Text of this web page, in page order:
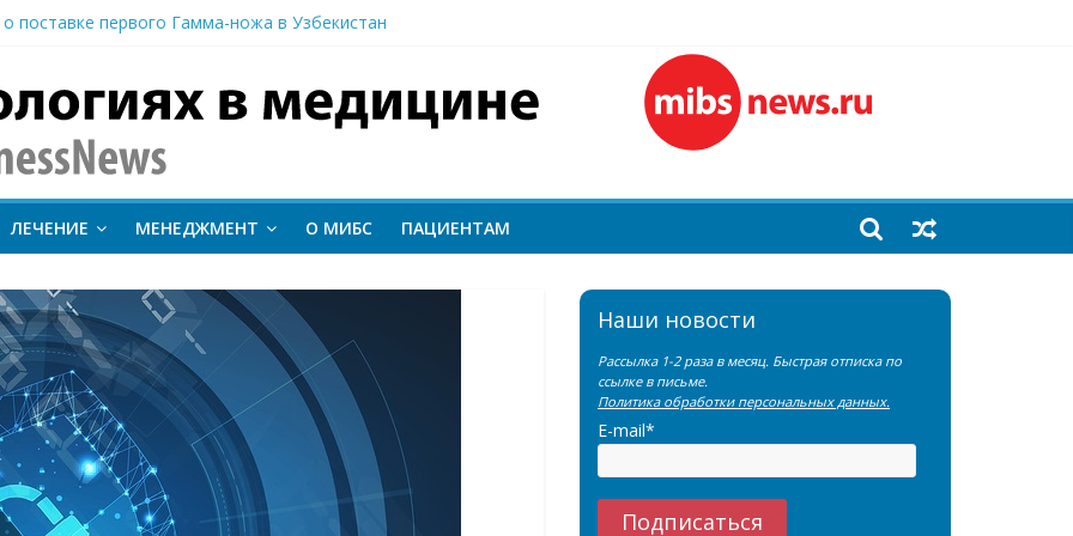
поставке первого Гамма-ножа в Узбекистан
и новый этап развития ядерной медицины: результаты конференции SNMMI
важно следить за состоянием сердечно-сосудистой системы?
ЛЕЧЕНИЕ МЕНЕДЖМЕНТ О МИБС ПАЦИЕНТАМ
Наши новости
Рассылка 1-2 раза в месяц. Быстрая отписка по
ссылке в письме.
Политика обработки персональных данных.
E-mail*